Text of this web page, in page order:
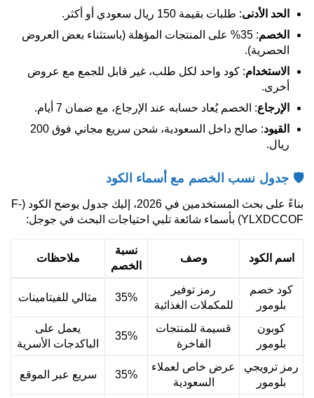
الحد الأدنى: طلبات بقيمة 150 ريال سعودي أو أكثر.
الخصم
: 35% على المنتجات المؤهلة (باستثناء بعض العروض
الحصرية).
الاستخدام: كود واحد لكل طلب، غير قابل للجمع مع عروض
أخرى.
الإرجاع: الخصم يُعاد حسابه عند الإرجاع، مع ضمان 7 أيام.
القيود
: صالح داخل السعودية، شحن سريع مجاني فوق 200
ريال.
🛡️ جدول نسب الخصم مع أسماء الكود
بناءً على بحث المستخدمين في 2026، إليك جدول يوضح الكود (F-
YLXDCCOF) بأسماء شائعة تلبي احتياجات البحث في جوجل:
اسم الكود وصف
نسبة
الخصم
ملاحظات
كود خصم
بلومور
رمز توفير
للمكملات الغذائية
35% مثالي للفيتامينات
كوبون
بلومور
قسيمة للمنتجات
الفاخرة
35%
يعمل على
الباكدجات الأسرية
رمز ترويجي
بلومور
عرض خاص لعملاء
السعودية
35% سريع عبر الموقع